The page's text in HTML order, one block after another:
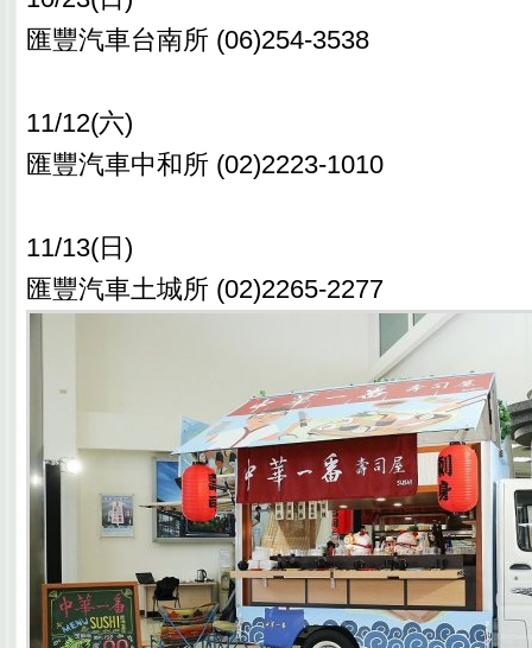
匯豐汽車台南所 (06)254-3538
11/12(六)
匯豐汽車中和所 (02)2223-1010
11/13(日)
匯豐汽車土城所 (02)2265-2277